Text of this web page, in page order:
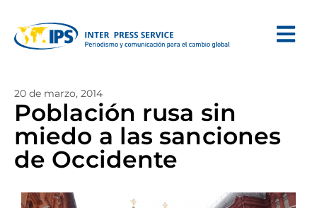
20 de marzo, 2014
Población rusa sin
miedo a las sanciones
de Occidente